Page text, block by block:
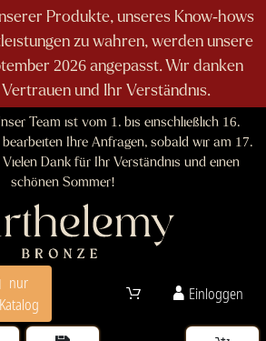
Produkte, unseres Know-hows
zu wahren, werden unsere
2026 angepasst. Wir danken
und Ihr Verständnis.
Team ist vom 1. bis einschließlich 16.
Ihre Anfragen, sobald wir am 17.
Dank für Ihr Verständnis und einen
schönen Sommer!
nur
Einloggen